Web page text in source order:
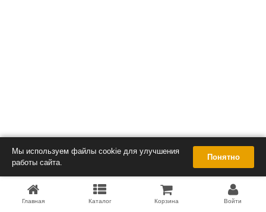
Главная Каталог Корзина Войти
Мы используем файлы cookie для улучшения
работы сайта.
Понятно